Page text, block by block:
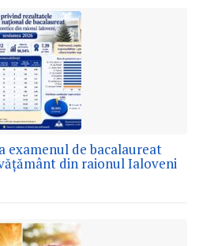
examenul de bacalaureat
din raionul Ialoveni